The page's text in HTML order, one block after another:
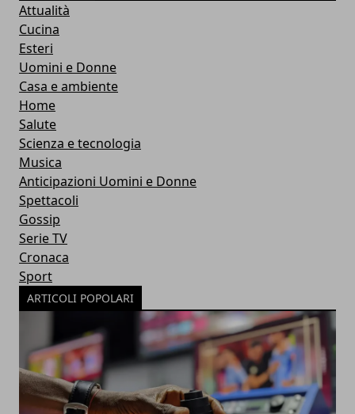
Attualità
Cucina
Esteri
Uomini e Donne
Casa e ambiente
Home
Salute
Scienza e tecnologia
Musica
Anticipazioni Uomini e Donne
Spettacoli
Gossip
Serie TV
Cronaca
Sport
ARTICOLI POPOLARI